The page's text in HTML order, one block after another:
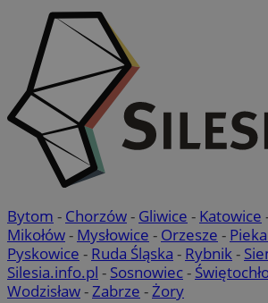
Bytom - Chorzów- Gliwice - Katowice
Mikołów- Mysłowice - Orzesze -
Pyskowice - Ruda Śląska - Rybnik-
Silesia.info.pl - Sosnowiec-
Wodzisław-Zabrze -Żory